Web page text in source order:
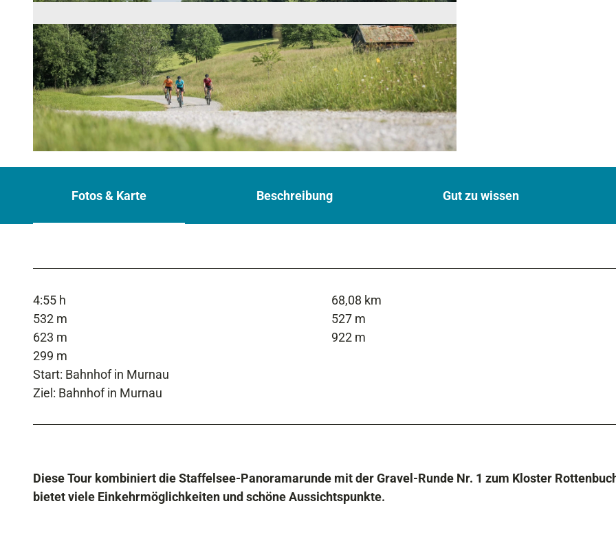
Fotos & Karte Beschreibung Gut zu wissen
4:55 h
68,08 km
532 m
527 m
623 m
922 m
299 m
Start: Bahnhof in Murnau
Ziel: Bahnhof in Murnau
Diese Tour kombiniert die Staffelsee-Panoramarunde mit der Gravel-Runde Nr. 1 zum Kloster
bietet viele Einkehrmöglichkeiten und schöne Aussichtspunkte.